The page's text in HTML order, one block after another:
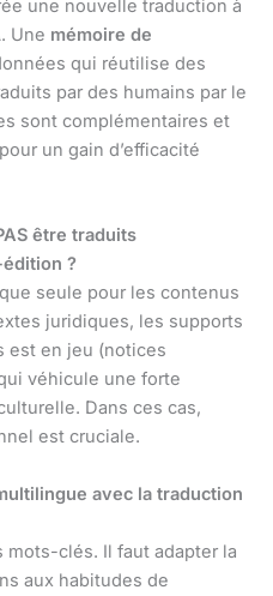
une nouvelle traduction à
Une mémoire de
qui réutilise des
par des humains par le
sont complémentaires et
un gain d’efficacité
être traduits
?
seule pour les contenus
juridiques, les supports
est en jeu (notices
véhicule une forte
Dans ces cas,
est cruciale.
avec la traduction
mots-clés. Il faut adapter la
aux habitudes de